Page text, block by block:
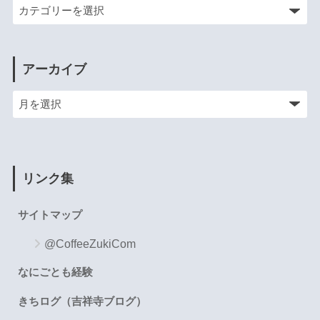
アーカイブ
リンク集
サイトマップ
@CoffeeZukiCom
なにごとも経験
きちログ（吉祥寺ブログ）